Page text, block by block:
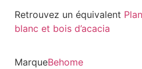
Retrouvez un équivalent
blanc et bois d’acacia
MarqueBehome